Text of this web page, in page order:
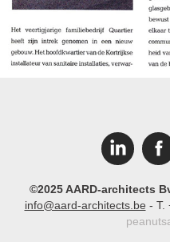
©2025 AARD-architects
info@aard-architects.be - T.